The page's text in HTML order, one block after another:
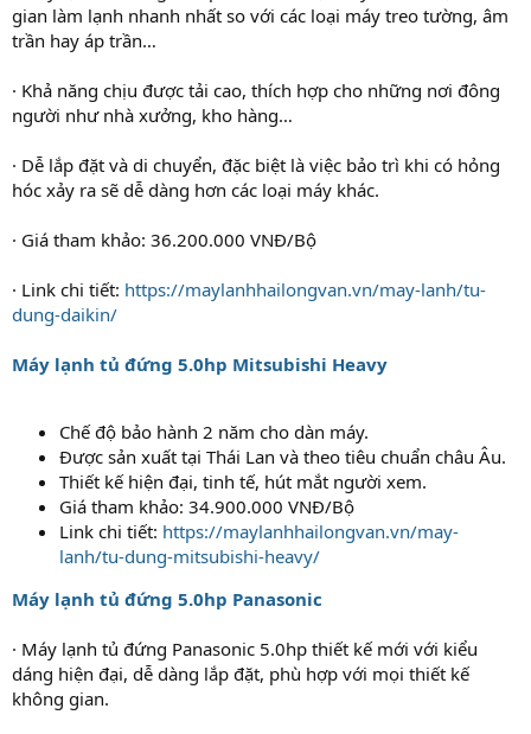
gian làm lạnh nhanh nhất so với các loại máy treo tường, âm
trần hay áp trần…
· Khả năng chịu được tải cao, thích hợp cho những nơi đông
người như nhà xưởng, kho hàng…
· Dễ lắp đặt và di chuyển, đặc biệt là việc bảo trì khi có hỏng
hóc xảy ra sẽ dễ dàng hơn các loại máy khác.
· Giá tham khảo: 36.200.000 VNĐ/Bộ
· Link chi tiết: https://maylanhhailongvan.vn/may-lanh/tu-
dung-daikin/
Máy lạnh tủ đứng 5.0hp Mitsubishi Heavy
Chế độ bảo hành 2 năm cho dàn máy.
Được sản xuất tại Thái Lan và theo tiêu chuẩn châu Âu.
Thiết kế hiện đại, tinh tế, hút mắt người xem.
Giá tham khảo: 34.900.000 VNĐ/Bộ
Link chi tiết: https://maylanhhailongvan.vn/may-
lanh/tu-dung-mitsubishi-heavy/
Máy lạnh tủ đứng 5.0hp Panasonic
· Máy lạnh tủ đứng Panasonic 5.0hp thiết kế mới với kiểu
dáng hiện đại, dễ dàng lắp đặt, phù hợp với mọi thiết kế
không gian.